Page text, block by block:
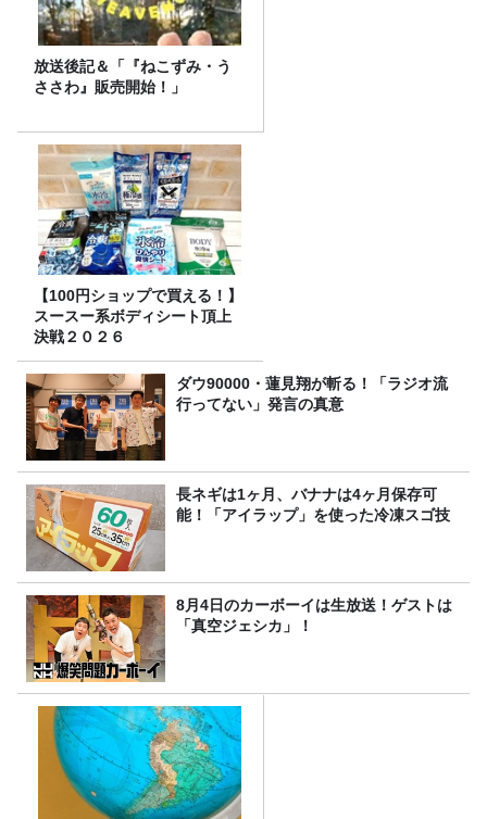
放送後記＆「『ねこずみ・う
ささわ』販売開始！」
【100円ショップで買える！】
スースー系ボディシート頂上
決戦２０２６
ダウ90000・蓮見翔が斬る！「ラジオ流
行ってない」発言の真意
長ネギは1ヶ月、バナナは4ヶ月保存可
能！「アイラップ」を使った冷凍スゴ技
8月4日のカーボーイは生放送！ゲストは
「真空ジェシカ」！